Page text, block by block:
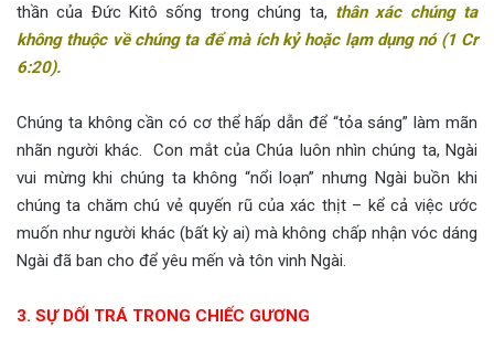
thần của Đức Kitô sống trong chúng ta, thân xác chúng ta
không thuộc về chúng ta để mà ích kỷ hoặc lạm dụng nó (1 Cr
6:20).
Chúng ta không cần có cơ thể hấp dẫn để “tỏa sáng” làm mãn
nhãn người khác. Con mắt của Chúa luôn nhìn chúng ta, Ngài
vui mừng khi chúng ta không “nổi loạn” nhưng Ngài buồn khi
chúng ta chăm chú vẻ quyến rũ của xác thịt – kể cả việc ước
muốn như người khác (bất kỳ ai) mà không chấp nhận vóc dáng
Ngài đã ban cho để yêu mến và tôn vinh Ngài.
3. SỰ DỐI TRÁ TRONG CHIẾC GƯƠNG